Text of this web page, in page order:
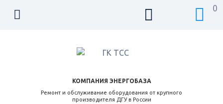
КОМПАНИЯ ЭНЕРГОБАЗА
Ремонт и обслуживание оборудования от крупного
производителя ДГУ в России
0